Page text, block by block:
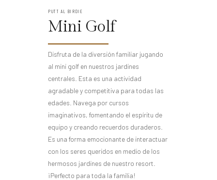
PUTT AL BIRDIE
Mini Golf
Disfruta de la diversión familiar jugando
al mini golf en nuestros jardines
centrales. Esta es una actividad
agradable y competitiva para todas las
edades. Navega por cursos
imaginativos, fomentando el espíritu de
equipo y creando recuerdos duraderos.
Es una forma emocionante de interactuar
con los seres queridos en medio de los
hermosos jardines de nuestro resort.
¡Perfecto para toda la familia!